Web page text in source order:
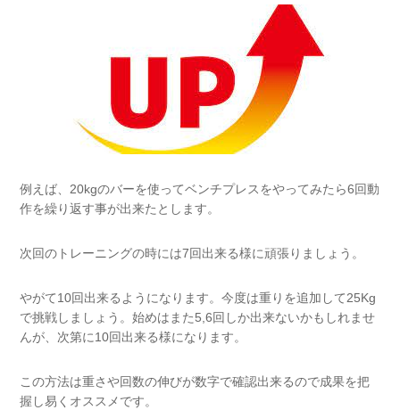
例えば、 20kgのバーを使ってベンチプレスをやってみたら6回動
作を繰り返す事が出来たとします。
次回のトレーニングの時には7回出来る様に頑張りましょう。
やがて10回出来るようになります。今度は重りを追加して25Kg
で挑戦しましょう。始めはまた5,6回しか出来ないかもしれませ
んが、次第に10回出来る様になります。
この方法は重さや回数の伸びが数字で確認出来るので成果を把
握し易くオススメです。